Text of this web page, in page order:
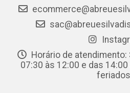
Horário de atendimento:
07:30 às 12:00 e das